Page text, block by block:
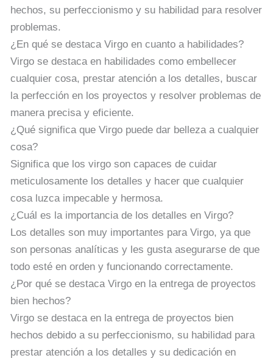
hechos, su perfeccionismo y su habilidad para resolver
problemas.
¿En qué se destaca Virgo en cuanto a habilidades?
Virgo se destaca en habilidades como embellecer
cualquier cosa, prestar atención a los detalles, buscar
la perfección en los proyectos y resolver problemas de
manera precisa y eficiente.
¿Qué significa que Virgo puede dar belleza a cualquier
cosa?
Significa que los virgo son capaces de cuidar
meticulosamente los detalles y hacer que cualquier
cosa luzca impecable y hermosa.
¿Cuál es la importancia de los detalles en Virgo?
Los detalles son muy importantes para Virgo, ya que
son personas analíticas y les gusta asegurarse de que
todo esté en orden y funcionando correctamente.
¿Por qué se destaca Virgo en la entrega de proyectos
bien hechos?
Virgo se destaca en la entrega de proyectos bien
hechos debido a su perfeccionismo, su habilidad para
prestar atención a los detalles y su dedicación en